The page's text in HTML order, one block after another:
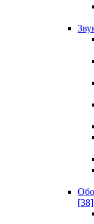
[38]